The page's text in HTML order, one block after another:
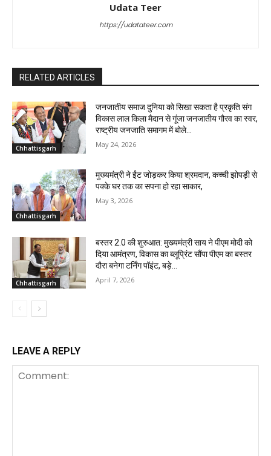
Udata Teer
https://udatateer.com
RELATED ARTICLES
Chhattisgarh
जनजातीय समाज दुनिया को सिखा सकता है प्रकृति संग
विकास लाल किला मैदान से गूंजा जनजातीय गौरव का स्वर,
राष्ट्रीय जनजाति समागम में बोले...
May 24, 2026
Chhattisgarh
मुख्यमंत्री ने ईंट जोड़कर किया श्रमदान, कच्ची झोपड़ी से
पक्के घर तक का सपना हो रहा साकार,
May 3, 2026
Chhattisgarh
बस्तर 2.0 की शुरुआत: मुख्यमंत्री साय ने पीएम मोदी को
दिया आमंत्रण, विकास का ब्लूप्रिंट सौंपा पीएम का बस्तर
दौरा बनेगा टर्निंग पॉइंट, बड़े...
April 7, 2026
LEAVE A REPLY